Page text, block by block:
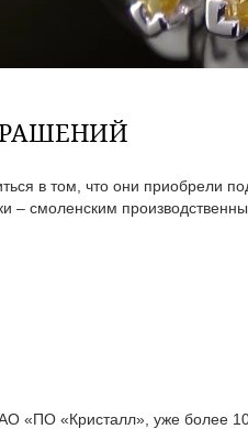
в том, что они приобрели
смоленским
«Кристалл», уже более